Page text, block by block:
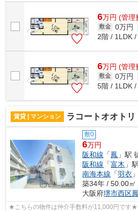
6万円 (管理
敷金 0万円
2階 / 1LDK
6万円 (管理
敷金 0万円
5階 / 1LDK /
賃貸 | マンション ラコートオオトリ
敷0
6万円
阪和線 「鳳 」駅
阪和線 「富木 」
南海本線 「羽衣
築34年 / 50.00㎡
大阪府堺市西区
★こちらの物件は仲介手数料が11,000円です★